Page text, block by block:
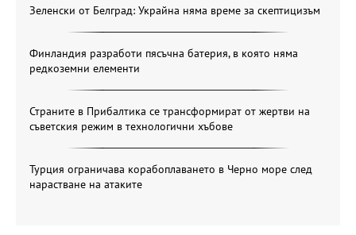
Зеленски от Белград: Украйна няма време за скептицизъм
Финландия разработи пясъчна батерия, в която няма
редкоземни елементи
Страните в Прибалтика се трансформират от жертви на
съветския режим в технологични хъбове
Турция ограничава корабоплаването в Черно море след
нарастване на атаките